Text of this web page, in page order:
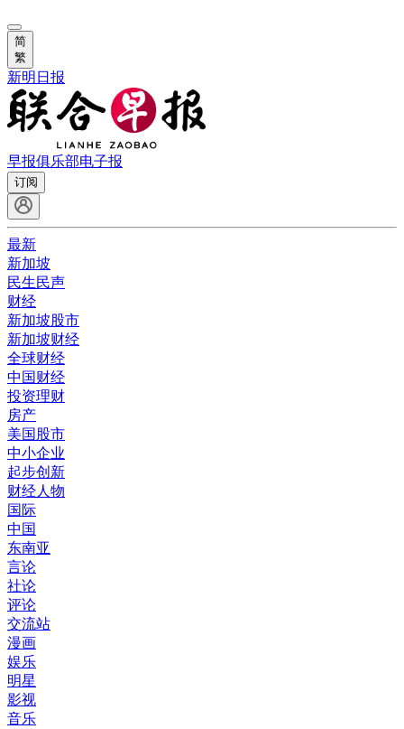
简
繁
新明日报
早报俱乐部电子报
订阅
最新
新加坡
民生民声
财经
新加坡股市
新加坡财经
全球财经
中国财经
投资理财
房产
美国股市
中小企业
起步创新
财经人物
国际
中国
东南亚
言论
社论
评论
交流站
漫画
娱乐
明星
影视
音乐